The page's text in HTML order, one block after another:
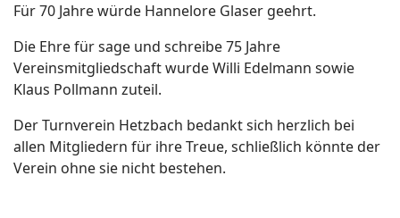
Für 70 Jahre würde Hannelore Glaser geehrt.
Die Ehre für sage und schreibe 75 Jahre
Vereinsmitgliedschaft wurde Willi Edelmann sowie
Klaus Pollmann zuteil.
Der Turnverein Hetzbach bedankt sich herzlich bei
allen Mitgliedern für ihre Treue, schließlich könnte der
Verein ohne sie nicht bestehen.